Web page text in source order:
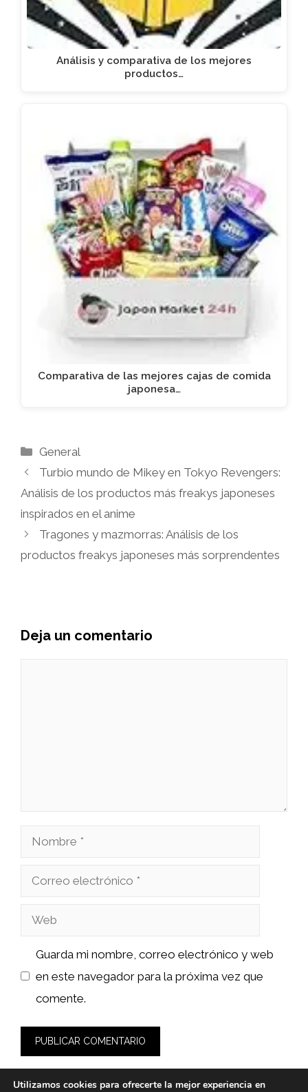
Análisis y comparativa de los mejores
productos…
Comparativa de las mejores cajas de comida
japonesa…
Categorías
General
Turbio mundo de Mikey en Tokyo Revengers:
Análisis de los productos más freakys japoneses
inspirados en el anime
Tragones y mazmorras: Análisis de los
productos freakys japoneses más sorprendentes
Deja un comentario
Nombre
Correo
Web
Guarda mi nombre, correo electrónico y web
en este navegador para la próxima vez que
comente.
Utilizamos cookies para ofrecerte la mejor experiencia en